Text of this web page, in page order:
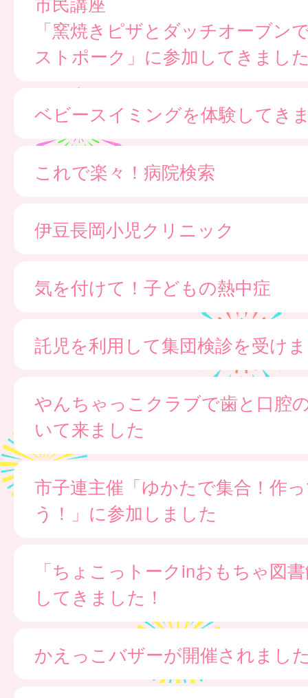
「窯焼きピザとダッチオーブン
ストポーク」に参加してきまし
ベビースイミングを体験してき
これで楽々！病院検索
伊豆長岡小児クリニック
気を付けて！子どもの熱中症
託児を利用して集団検診を受け
やんちゃっこクラブで歯と口腔
いて来ました
市子連主催「ゆかたで集合！作
う！」に参加しました
「ちょこっトークinおもちゃ図
してきました！
かえっこバザーが開催されまし